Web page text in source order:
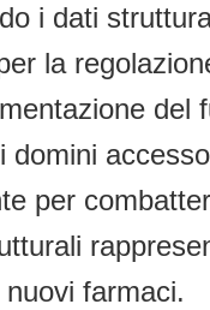
i dati
la
domini
per
farmaci.